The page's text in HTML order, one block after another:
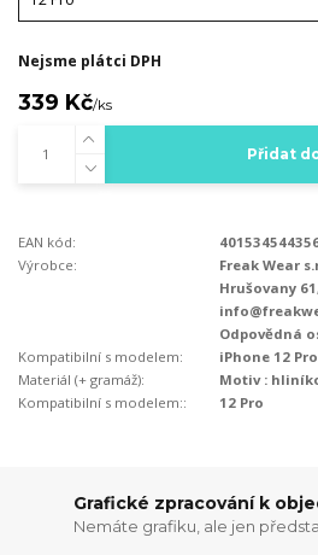
Nejsme plátci DPH
339 Kč/ks
Přidat
EAN kód:
Výrobce:
Freak Wear
Hrušovany
Odpovědná
Kompatibilní s modelem:
iPhone 12 Pro
Materiál (+ gramáž):
Motiv :
Kompatibilní s modelem::
12 Pro
Grafické zpracování k
Nemáte grafiku, ale jen